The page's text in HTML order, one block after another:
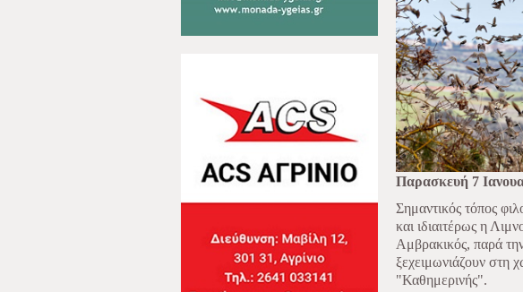
Παρασκευή 7
Σημαντικός τόπος
και ιδιαιτέρως η
Αμβρακικός, παρά
ξεχειμωνιάζουν στη
"Καθημερινής".